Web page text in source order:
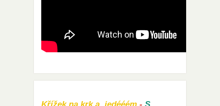
Křížek na krk a jedééém - S